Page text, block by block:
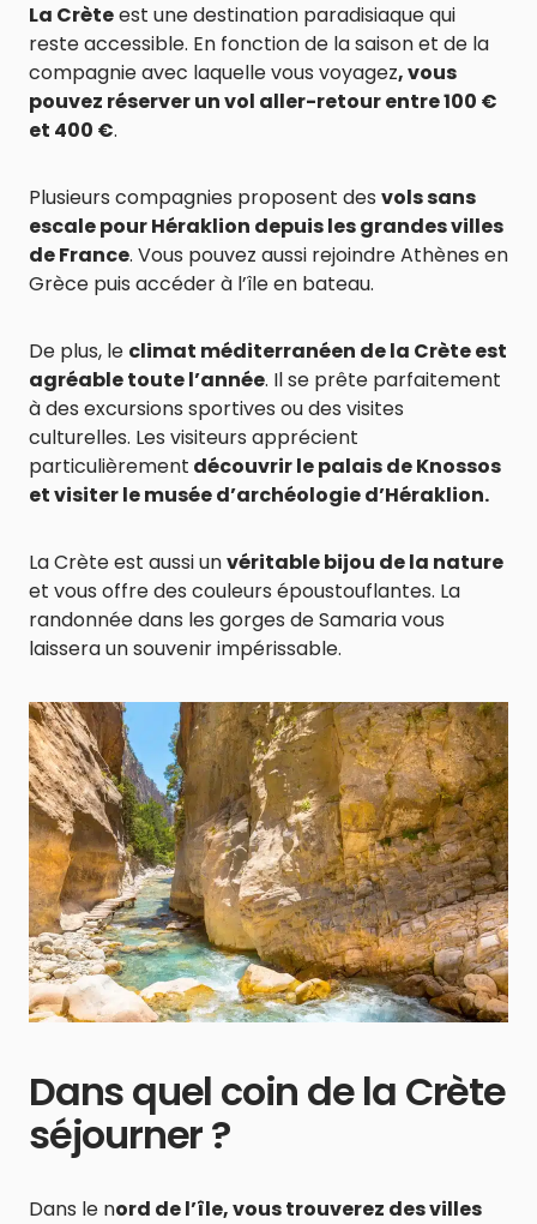
La Crèteest une destination paradisiaque qui
reste accessible. En fonction de la saison et de la
compagnie avec laquelle vous voyagez, vous
pouvez réserver un vol aller-retour entre 100 €
et 400 €.
Plusieurs compagnies proposent des vols sans
escale pour Héraklion depuis les grandes villes
de France. Vous pouvez aussi rejoindre Athènes en
Grèce puis accéder à l’île en bateau.
De plus, le climat méditerranéen de la Crète est
agréable toute l’année. Il se prête parfaitement
à des excursions sportives ou des visites
culturelles. Les visiteurs apprécient
particulièrement découvrir le palais de Knossos
et visiter le musée d’archéologie d’Héraklion.
La Crète est aussi unvéritable bijou de la nature
et vous offre des couleurs époustouflantes. La
randonnée dans les gorges de Samaria vous
laissera un souvenir impérissable.
Dans quel coin de la Crète
séjourner ?
Dans le nord de l’île, vous trouverez des villes